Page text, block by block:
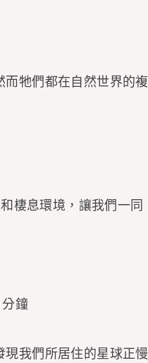
牠們都在自然世界的複
棲息環境，讓我們一同
鐘
我們所居住的星球正慢